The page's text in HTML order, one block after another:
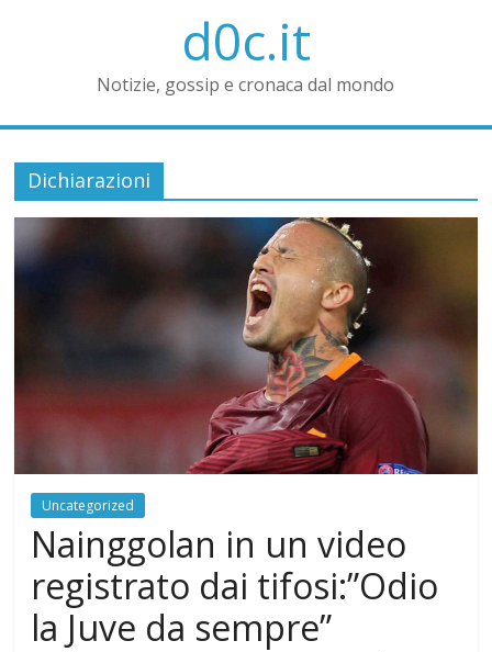
d0c.it
Notizie, gossip e cronaca dal mondo
Dichiarazioni
Uncategorized
Nainggolan in un video
registrato dai tifosi:”Odio
la Juve da sempre”